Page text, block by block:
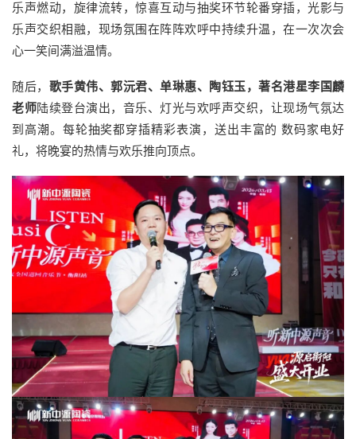
乐声燃动，旋律流转，惊喜互动与抽奖环节轮番穿插，光影与
乐声交织相融，现场氛围在阵阵欢呼中持续升温，在一次次会
心一笑间满溢温情。
随后， 歌手黄伟、郭沅君、单琳惠、陶钰玉，著名港星李国麟
老师陆续登台演出，音乐、灯光与欢呼声交织，让现场气氛达
到高潮。每轮抽奖都穿插精彩表演，送出丰富的 数码家电好
礼，将晚宴的热情与欢乐推向顶点。